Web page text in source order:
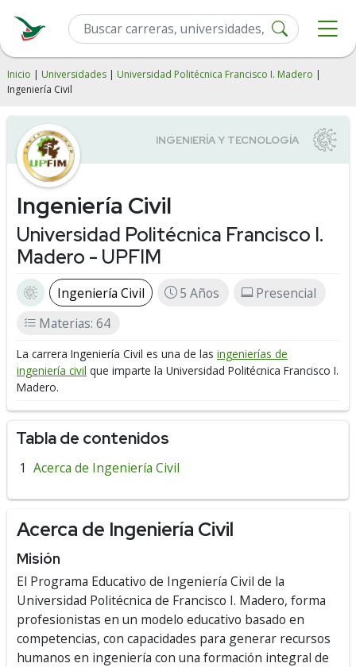
Inicio | Universidades | Universidad Politécnica Francisco I. Madero |
Ingeniería Civil
Ingeniería Civil
Universidad Politécnica Francisco I.
Madero - UPFIM
Ingeniería Civil 5 Años
Presencial
Materias: 64
La carrera Ingeniería Civil es una de las ingenierías de
ingeniería civil que imparte la Universidad Politécnica Francisco I.
Madero.
Tabla de contenidos
Acerca de Ingeniería Civil
Acerca de Ingeniería Civil
Misión
El Programa Educativo de Ingeniería Civil de la
Universidad Politécnica de Francisco I. Madero, forma
profesionistas en un modelo educativo basado en
competencias, con capacidades para generar recursos
humanos en ingeniería con una formación integral de